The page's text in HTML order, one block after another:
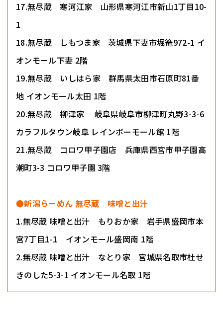
17.無尽蔵 寒河江家 山形県寒河江市新山1丁目10-
1
18.無尽蔵 しもつま家 茨城県下妻市堀篭972-1 イ
オンモール下妻 2階
19.無尽蔵 いしはら家 群馬県太田市石原町81番
地 イオンモール太田 1階
20.無尽蔵 柳津家 岐阜県岐阜市柳津町丸野3-3-6
カラフルタウン岐阜 レインボーモール館 1階
21.無尽蔵 コロワ甲子園店 兵庫県西宮市甲子園高
潮町3-3 コロワ甲子園 3階
●新潟らーめん 無尽蔵 味噌と出汁
1.無尽蔵 味噌と出汁 もりおか家 岩手県盛岡市本
宮7丁目1-1 イオンモール盛岡南 1階
2.無尽蔵 味噌と出汁 なとり家 宮城県名取市杜せ
きのした5-3-1 イオンモール名取 1階